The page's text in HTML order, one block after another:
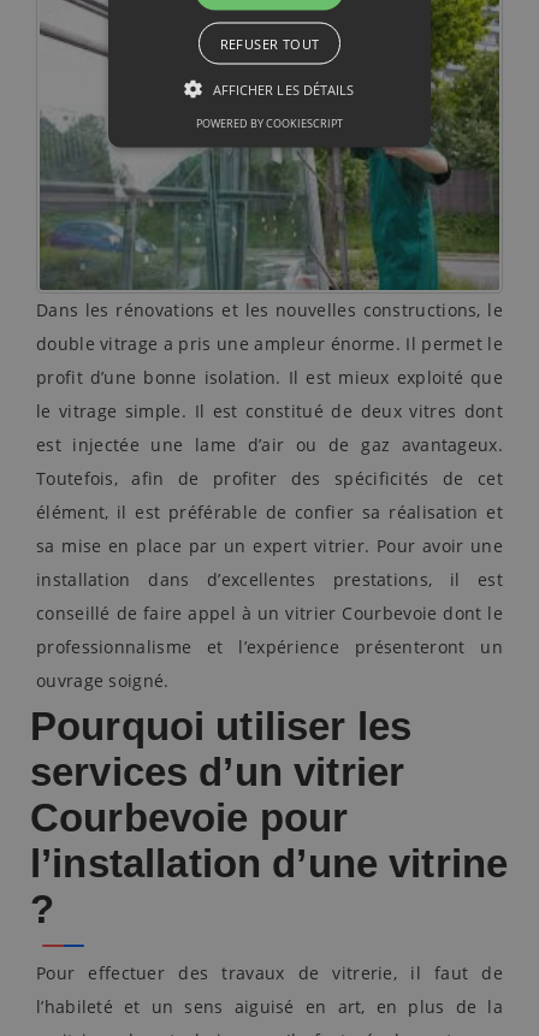
Dans les rénovations et les nouvelles constructions, le
double vitrage a pris une ampleur énorme. Il permet le
profit d’une bonne isolation. Il est mieux exploité que
le vitrage simple. Il est constitué de deux vitres dont
est injectée une lame d’air ou de gaz avantageux.
Toutefois, afin de profiter des spécificités de cet
élément, il est préférable de confier sa réalisation et
sa mise en place par un expert vitrier. Pour avoir une
installation dans d’excellentes prestations, il est
conseillé de faire appel à un vitrier Courbevoie dont le
professionnalisme et l’expérience présenteront un
ouvrage soigné.
Pourquoi utiliser les
services d’un vitrier
Courbevoie pour
l’installation d’une vitrine
?
Pour effectuer des travaux de vitrerie, il faut de
l’habileté et un sens aiguisé en art, en plus de la
REFUSER TOUT
AFFICHER LES DÉTAILS
POWERED BY COOKIESCRIPT